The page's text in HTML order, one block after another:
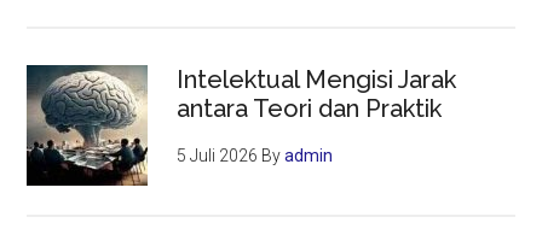
Intelektual Mengisi Jarak
antara Teori dan Praktik
5 Juli 2026 Byadmin